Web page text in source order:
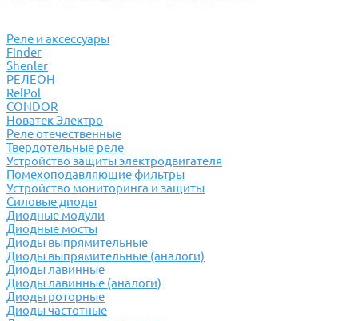
Реле и аксессуары
Finder
Shenler
РЕЛЕОН
RelPol
CONDOR
Новатек Электро
Реле отечественные
Твердотельные реле
Устройство защиты электродвигателя
Помехоподавляющие фильтры
Устройство мониторинга и защиты
Силовые диоды
Диодные модули
Диодные мосты
Диоды выпрямительные
Диоды выпрямительные (аналоги)
Диоды лавинные
Диоды лавинные (аналоги)
Диоды роторные
Диоды частотные